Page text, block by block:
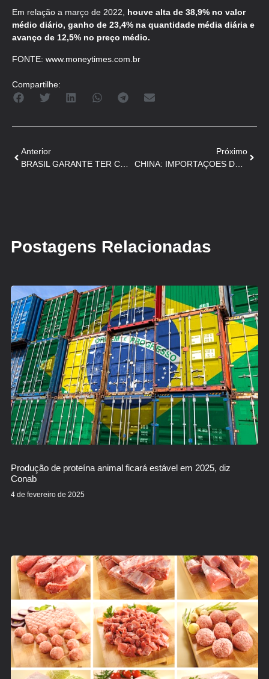
Em relação a março de 2022, houve alta de 38,9% no valor
médio diário, ganho de 23,4% na quantidade média diária e
avanço de 12,5% no preço médio.
FONTE: www.moneytimes.com.br
Compartilhe:
Anterior
Próximo
CHINA: IMPORTAÇOES DE CARNE SUINA CONTINUAM FORTES EM 2023
Postagens Relacionadas
Produção de proteína animal ficará estável em 2025, diz
Conab
4 de fevereiro de 2025